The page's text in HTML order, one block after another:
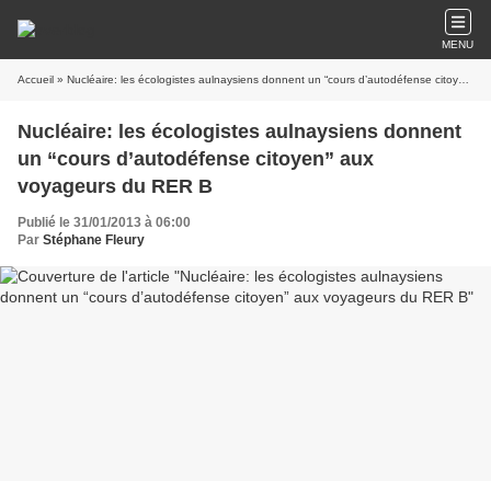
MENU
Accueil » Nucléaire: les écologistes aulnaysiens donnent un “cours d’autodéfense citoyen” aux voyageurs du RER B
Nucléaire: les écologistes aulnaysiens donnent
un “cours d’autodéfense citoyen” aux
voyageurs du RER B
Publié le 31/01/2013 à 06:00
Par Stéphane Fleury